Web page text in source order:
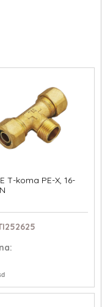
T-koma PE-X, 16-